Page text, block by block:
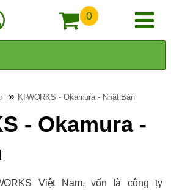
0
» KI‧WORKS - Okamura - Nhật Bản
- Okamura -
Việt Nam, vốn là công ty